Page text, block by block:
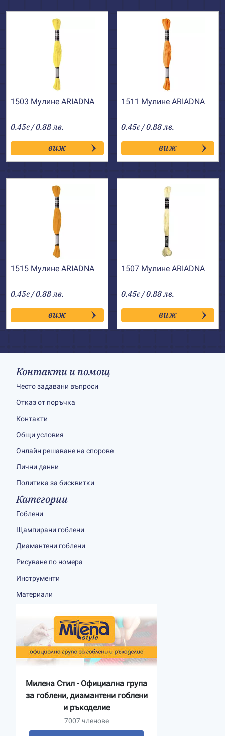
1503 Мулине АRIADNA
0.45€ / 0.88 лв.
виж
1511 Мулине АRIADNA
0.45€ / 0.88 лв.
виж
1515 Мулине АRIADNA
0.45€ / 0.88 лв.
виж
1507 Мулине АRIADNA
0.45€ / 0.88 лв.
виж
Контакти и помощ
Често задавани въпроси
Отказ от поръчка
Контакти
Общи условия
Онлайн решаване на спорове
Лични данни
Политика за бисквитки
Категории
Гоблени
Щампирани гоблени
Диамантени гоблени
Рисуване по номера
Инструменти
Материали
Милена Стил - Официална група
за гоблени, диамантени гоблени
и ръкоделие
7007 членове